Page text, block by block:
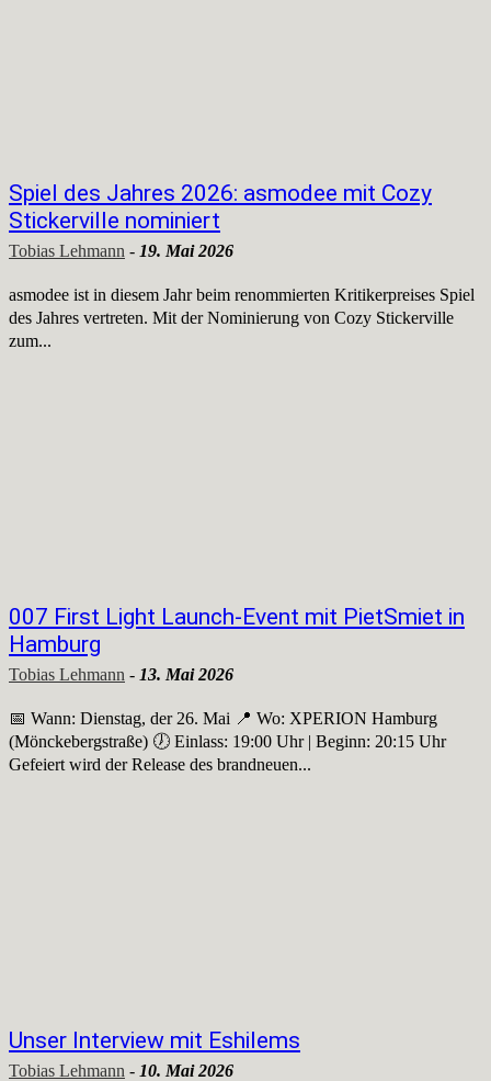
Spiel des Jahres 2026: asmodee mit Cozy
Stickerville nominiert
Tobias Lehmann - 19. Mai 2026
asmodee ist in diesem Jahr beim renommierten Kritikerpreises Spiel
des Jahres vertreten. Mit der Nominierung von Cozy Stickerville
zum...
007 First Light Launch-Event mit PietSmiet in
Hamburg
Tobias Lehmann - 13. Mai 2026
📅 Wann: Dienstag, der 26. Mai 📍 Wo: XPERION Hamburg
(Mönckebergstraße) 🕖 Einlass: 19:00 Uhr | Beginn: 20:15 Uhr
Gefeiert wird der Release des brandneuen...
Unser Interview mit Eshilems
Tobias Lehmann - 10. Mai 2026